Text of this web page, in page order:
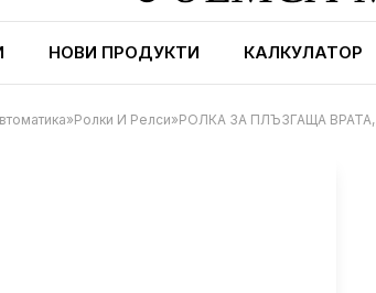
НОВИ ПРОДУКТИ КАЛКУЛАТОР
»Ролки И Релси»РОЛКА ЗА ПЛЪЗГАЩА